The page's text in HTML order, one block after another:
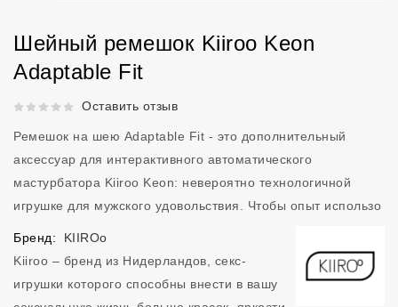
Шейный ремешок Kiiroo Keon
Adaptable Fit
Рейтинг 5 из 5.Оставить отзыв
Ремешок на шею Adaptable Fit - это дополнительный
аксессуар для интерактивного автоматического
мастурбатора Kiiroo Keon: невероятно технологичной
игрушке для мужского удовольствия. Чтобы опыт использо
Бренд:
KIIROo
Kiiroo – бренд из Нидерландов, секс-
игрушки которого способны внести в вашу